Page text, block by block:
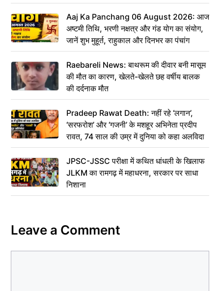
Aaj Ka Panchang 06 August 2026: आज
अष्टमी तिथि, भरणी नक्षत्र और गंड योग का संयोग,
जानें शुभ मुहूर्त, राहुकाल और दिनभर का पंचांग
Raebareli News: बाथरूम की दीवार बनी मासूम
की मौत का कारण, खेलते-खेलते छह वर्षीय बालक
की दर्दनाक मौत
Pradeep Rawat Death: नहीं रहे ‘लगान’,
‘सरफरोश’ और ‘गजनी’ के मशहूर अभिनेता प्रदीप
रावत, 74 साल की उम्र में दुनिया को कहा अलविदा
JPSC-JSSC परीक्षा में कथित धांधली के खिलाफ
JLKM का रामगढ़ में महाधरना, सरकार पर साधा
निशाना
Leave a Comment